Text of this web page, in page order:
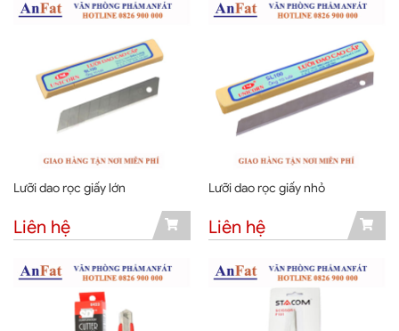
Lưỡi dao rọc giấy lớn
Liên hệ
Lưỡi dao rọc giấy nhỏ
Liên hệ